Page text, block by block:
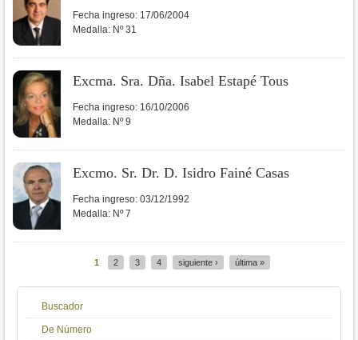
Fecha ingreso: 17/06/2004
Medalla: Nº 31
Excma. Sra. Dña. Isabel Estapé Tous
Fecha ingreso: 16/10/2006
Medalla: Nº 9
Excmo. Sr. Dr. D. Isidro Fainé Casas
Fecha ingreso: 03/12/1992
Medalla: Nº 7
1 2 3 4 siguiente › última »
Buscador
De Número